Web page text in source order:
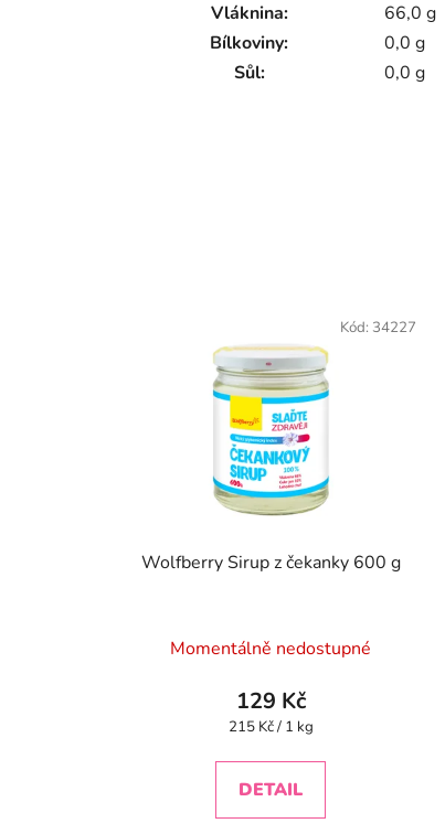
Vláknina:
66,0 g
Bílkoviny:
0,0 g
Sůl:
0,0 g
Wolfberry Sirup z čekanky 600 g
Momentálně nedostupné
129 Kč
Měrná
215 Kč / 1 kg
DETAIL
Kód: 34227